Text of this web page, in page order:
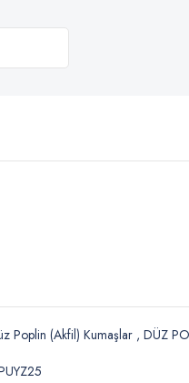
Poplin (Akfil) Kumaşlar , DÜZ